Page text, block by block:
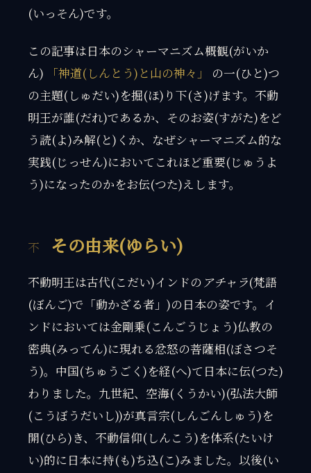
(いっそん)です。
この記事は日本のシャーマニズム概観(がいか
ん)
「神道(しんとう)と山の神々」
の一(ひと)つ
の主題(しゅだい)を掘(ほ)り下(さ)げます。不動
明王が誰(だれ)であるか、そのお姿(すがた)をど
う読(よ)み解(と)くか、なぜシャーマニズム的な
実践(じっせん)においてこれほど重要(じゅうよ
う)になったのかをお伝(つた)えします。
その由来(ゆらい)
不動明王は古代(こだい)インドの アチャラ(梵語
(ぼんご)で「動かざる者」)の日本の姿です。イ
ンドにおいては金剛乗(こんごうじょう)仏教の
密典(みってん)に現れる忿怒の菩薩相(ぼさつそ
う)。中国(ちゅうごく)を経(へ)て日本に伝(つた)
わりました。九世紀、空海(くうかい)(弘法大師
(こうぼうだいし))が真言宗(しんごんしゅう)を
開(ひら)き、不動信仰(しんこう)を体系(たいけ
い)的に日本に持(も)ち込(こ)みました。以後(い